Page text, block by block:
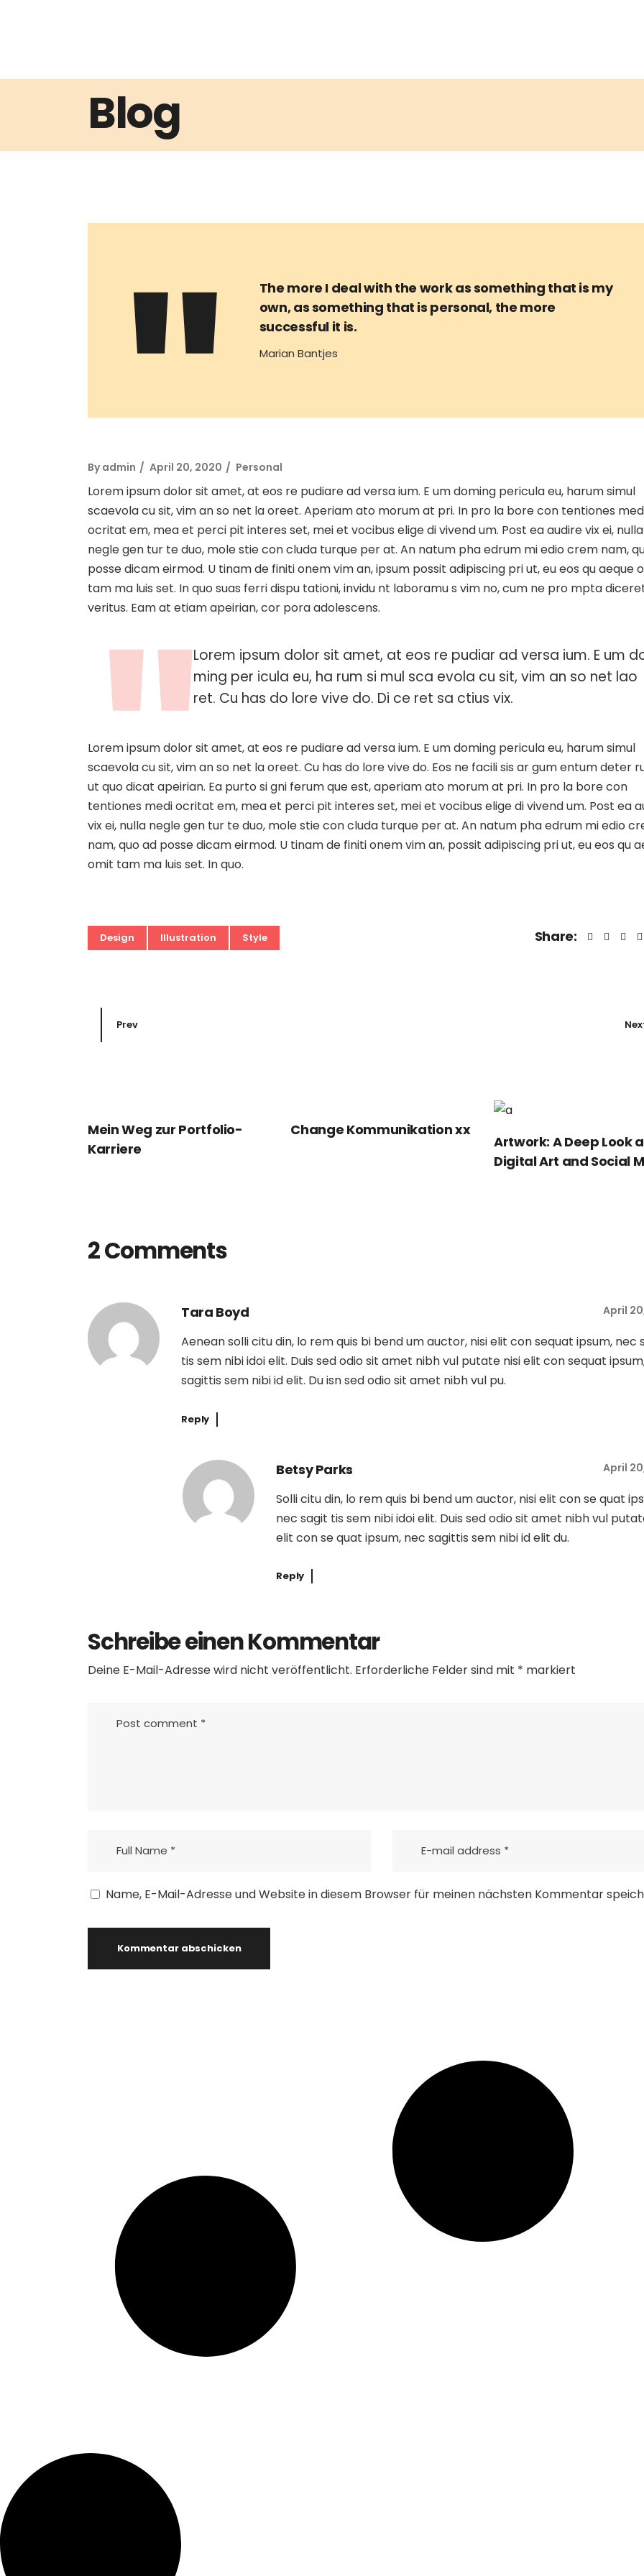
Blog
The more I deal with the work as something that is my
own, as something that is personal, the more
successful it is.
Marian Bantjes
By admin April 20, 2020 Personal
Lorem ipsum dolor sit amet, at eos re pudiare ad versa ium. E um doming pericula eu, harum simul
scaevola cu sit, vim an so net la oreet. Aperiam ato morum at pri. In pro la bore con tentiones
ocritat em, mea et perci pit interes set, mei et vocibus elige di vivend um. Post ea audire vix ei, nulla
negle gen tur te duo, mole stie con cluda turque per at. An natum pha edrum mi edio crem nam,
posse dicam eirmod. U tinam de finiti onem vim an, ipsum possit adipiscing pri ut, eu eos qu aeque
tam ma luis set. In quo suas ferri dispu tationi, invidu nt laboramu s vim no, cum ne pro mpta
veritus. Eam at etiam apeirian, cor pora adolescens.
Lorem ipsum dolor sit amet, at eos re pudiar ad versa ium. E um
ming per icula eu, ha rum si mul sca evola cu sit, vim an so net lao
ret. Cu has do lore vive do. Di ce ret sa ctius vix.
Lorem ipsum dolor sit amet, at eos re pudiare ad versa ium. E um doming pericula eu, harum simul
scaevola cu sit, vim an so net la oreet. Cu has do lore vive do. Eos ne facili sis ar gum entum deter
ut quo dicat apeirian. Ea purto si gni ferum que est, aperiam ato morum at pri. In pro la bore con
tentiones medi ocritat em, mea et perci pit interes set, mei et vocibus elige di vivend um. Post ea
vix ei, nulla negle gen tur te duo, mole stie con cluda turque per at. An natum pha edrum mi edio
nam, quo ad posse dicam eirmod. U tinam de finiti onem vim an, possit adipiscing pri ut, eu eos qu
omit tam ma luis set. In quo.
Design Illustration Style Share:
Prev
Mein Weg zur Portfolio-
Karriere
Change Kommunikation xx
Artwork: A Deep Look
Digital Art and Social
2 Comments
Tara Boyd April
Aenean solli citu din, lo rem quis bi bend um auctor, nisi elit con sequat ipsum, nec
tis sem nibi idoi elit. Duis sed odio sit amet nibh vul putate nisi elit con sequat
sagittis sem nibi id elit. Du isn sed odio sit amet nibh vul pu.
Reply
Betsy Parks April
Solli citu din, lo rem quis bi bend um auctor, nisi elit con se quat
nec sagit tis sem nibi idoi elit. Duis sed odio sit amet nibh vul
elit con se quat ipsum, nec sagittis sem nibi id elit du.
Reply
Schreibe einen Kommentar
Deine E-Mail-Adresse wird nicht veröffentlicht. Erforderliche Felder sind mit * markiert
Name, E-Mail-Adresse und Website in diesem Browser für meinen nächsten Kommentar